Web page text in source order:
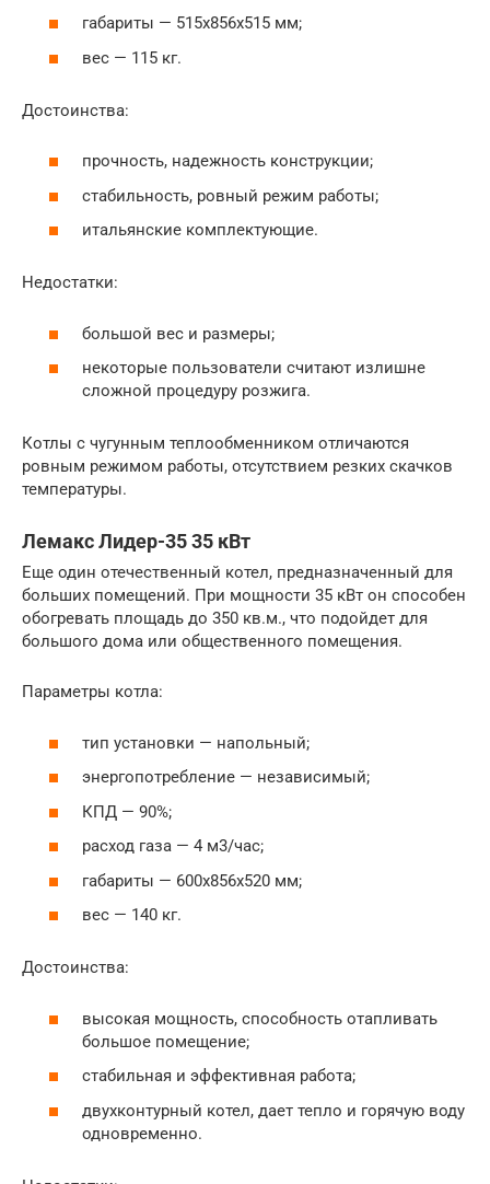
габариты — 515x856x515 мм;
вес — 115 кг.
Достоинства:
прочность, надежность конструкции;
стабильность, ровный режим работы;
итальянские комплектующие.
Недостатки:
большой вес и размеры;
некоторые пользователи считают излишне
сложной процедуру розжига.
Котлы с чугунным теплообменником отличаются
ровным режимом работы, отсутствием резких скачков
температуры.
Лемакс Лидер-35 35 кВт
Еще один отечественный котел, предназначенный для
больших помещений. При мощности 35 кВт он способен
обогревать площадь до 350 кв.м., что подойдет для
большого дома или общественного помещения.
Параметры котла:
тип установки — напольный;
энергопотребление — независимый;
КПД — 90%;
расход газа — 4 м3/час;
габариты — 600x856x520 мм;
вес — 140 кг.
Достоинства:
высокая мощность, способность отапливать
большое помещение;
стабильная и эффективная работа;
двухконтурный котел, дает тепло и горячую воду
одновременно.